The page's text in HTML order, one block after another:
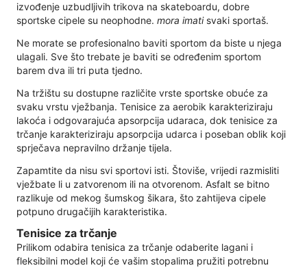
izvođenje uzbudljivih trikova na skateboardu, dobre
sportske cipele su neophodne. mora imati svaki sportaš.
Ne morate se profesionalno baviti sportom da biste u njega
ulagali. Sve što trebate je baviti se određenim sportom
barem dva ili tri puta tjedno.
Na tržištu su dostupne različite vrste sportske obuće za
svaku vrstu vježbanja. Tenisice za aerobik karakteriziraju
lakoća i odgovarajuća apsorpcija udaraca, dok tenisice za
trčanje karakteriziraju apsorpcija udarca i poseban oblik koji
sprječava nepravilno držanje tijela.
Zapamtite da nisu svi sportovi isti. Štoviše, vrijedi razmisliti
vježbate li u zatvorenom ili na otvorenom. Asfalt se bitno
razlikuje od mekog šumskog šikara, što zahtijeva cipele
potpuno drugačijih karakteristika.
Tenisice za trčanje
Prilikom odabira tenisica za trčanje odaberite lagani i
fleksibilni model koji će vašim stopalima pružiti potrebnu